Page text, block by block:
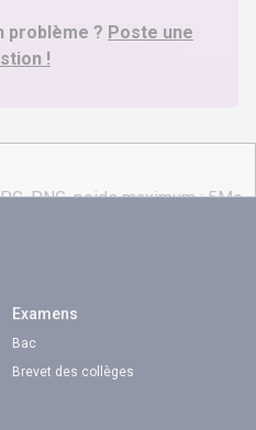
problème ? Poste une
!
Examens
Bac
Brevet des collèges